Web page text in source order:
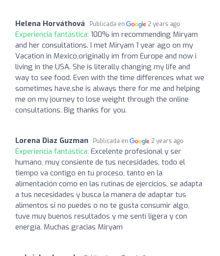
Helena Horváthová Publicada en 2 years ago
Experiencia fantástica: 100% im recommending Miryam
and her consultations. I met Miryam 1 year ago on my
Vacation in Mexico,originally im from Europe and now i
living in the USA. She is literally changing my life and
way to see food. Even with the time differences what we
sometimes have,she is always there for me and helping
me on my journey to lose weight through the online
consultations. Big thanks for you.
Lorena Diaz Guzman Publicada en 2 years ago
Experiencia fantástica: Excelente profesional y ser
humano, muy consiente de tus necesidades, todo el
tiempo va contigo en tu proceso, tanto en la
alimentación como en las rutinas de ejercicios, se adapta
a tus necesidades y busca la manera de adaptar tus
alimentos si no puedes o no te gusta consumir algo,
tuve muy buenos resultados y me sentí ligera y con
energía. Muchas gracias Miryam